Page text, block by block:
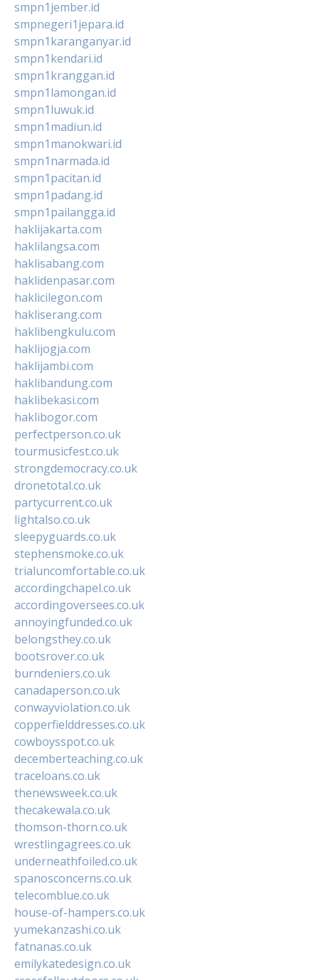
smpn1jember.id
smpnegeri1jepara.id
smpn1karanganyar.id
smpn1kendari.id
smpn1kranggan.id
smpn1lamongan.id
smpn1luwuk.id
smpn1madiun.id
smpn1manokwari.id
smpn1narmada.id
smpn1pacitan.id
smpn1padang.id
smpn1pailangga.id
haklijakarta.com
haklilangsa.com
haklisabang.com
haklidenpasar.com
haklicilegon.com
hakliserang.com
haklibengkulu.com
haklijogja.com
haklijambi.com
haklibandung.com
haklibekasi.com
haklibogor.com
perfectperson.co.uk
tourmusicfest.co.uk
strongdemocracy.co.uk
dronetotal.co.uk
partycurrent.co.uk
lightalso.co.uk
sleepyguards.co.uk
stephensmoke.co.uk
trialuncomfortable.co.uk
accordingchapel.co.uk
accordingoversees.co.uk
annoyingfunded.co.uk
belongsthey.co.uk
bootsrover.co.uk
burndeniers.co.uk
canadaperson.co.uk
conwayviolation.co.uk
copperfielddresses.co.uk
cowboysspot.co.uk
decemberteaching.co.uk
traceloans.co.uk
thenewsweek.co.uk
thecakewala.co.uk
thomson-thorn.co.uk
wrestlingagrees.co.uk
underneathfoiled.co.uk
spanosconcerns.co.uk
telecomblue.co.uk
house-of-hampers.co.uk
yumekanzashi.co.uk
fatnanas.co.uk
emilykatedesign.co.uk